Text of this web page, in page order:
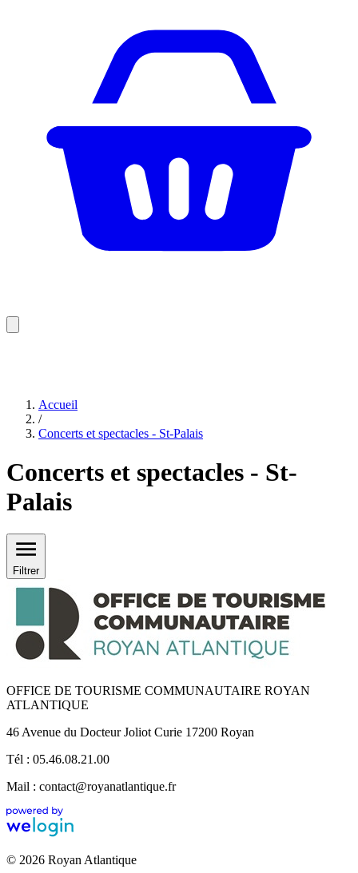
Accueil
/
Concerts et spectacles - St-Palais
Concerts et spectacles - St-
Palais
Filtrer
OFFICE DE TOURISME COMMUNAUTAIRE ROYAN
ATLANTIQUE
46 Avenue du Docteur Joliot Curie 17200 Royan
Tél : 05.46.08.21.00
Mail : contact@royanatlantique.fr
© 2026 Royan Atlantique